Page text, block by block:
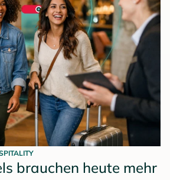
brauchen heute mehr